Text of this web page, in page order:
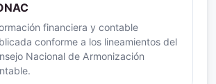
financiera y contable
conforme a los lineamientos del
Nacional de Armonización